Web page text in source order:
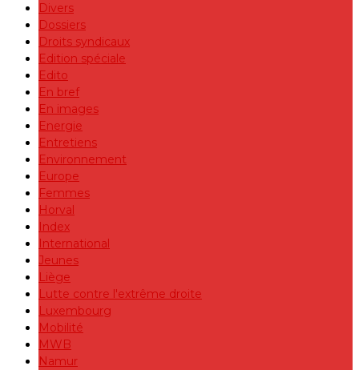
Divers
Dossiers
Droits syndicaux
Edition spéciale
Edito
En bref
En images
Energie
Entretiens
Environnement
Europe
Femmes
Horval
Index
International
Jeunes
Liège
Lutte contre l'extrême droite
Luxembourg
Mobilité
MWB
Namur